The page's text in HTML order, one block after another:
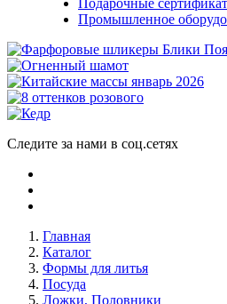
Подарочные
Промышленное
Следите за нами в соц.сетях
Главная
Каталог
Формы для литья
Посуда
Ложки, Половники